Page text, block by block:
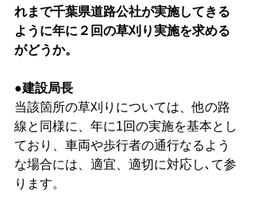
れまで千葉県道路公社が実施してきる
ように年に２回の草刈り実施を求める
がどうか。
●建設局長
当該箇所の草刈りについては、他の路
線と同様に、年に1回の実施を基本とし
ており、車両や歩行者の通行なるよう
な場合には、適宜、適切に対応し､て参
ります。